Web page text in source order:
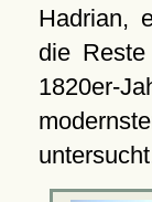
Hadrian,
die
1820er-